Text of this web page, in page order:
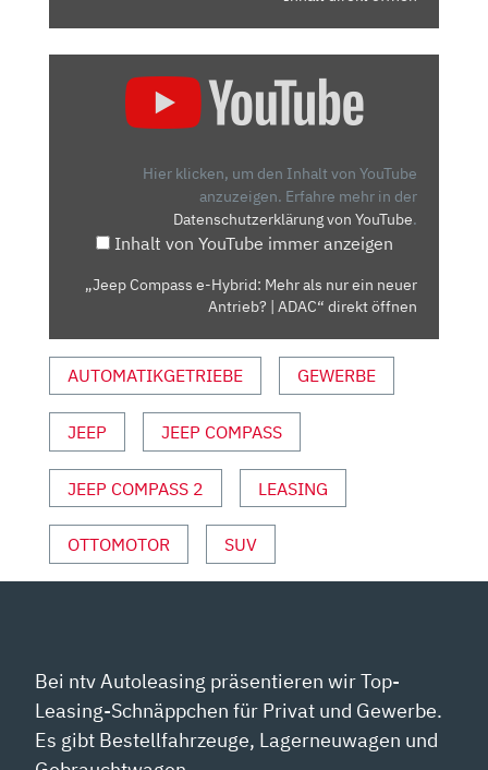
COMPASS
NEUER
ANTRIEB?
ADAC“
VON
ANZEIGEN
Hier klicken, um den Inhalt von YouTube
anzuzeigen. Erfahre mehr in der
Datenschutzerklärung von YouTube.
Inhalt von YouTube immer anzeigen
„Jeep Compass e-Hybrid: Mehr als nur ein neuer
Antrieb? | ADAC“ direkt öffnen
AUTOMATIKGETRIEBE GEWERBE
JEEP JEEP COMPASS
JEEP COMPASS 2 LEASING
OTTOMOTOR SUV
Bei ntv Autoleasing präsentieren wir Top-
Leasing-Schnäppchen für Privat und Gewerbe.
Es gibt Bestellfahrzeuge, Lagerneuwagen und